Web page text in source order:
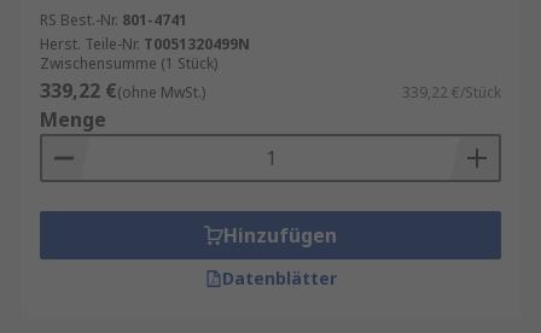
Leiterplattenmontage
Reparatur von Komponenten
Verdrahtungsinstallation für viele
Heimwerkerprojekte
RS Best.-Nr. 801-4741
Herst. Teile-Nr. T0051320499N
Zwischensumme (1 Stück)
339,22 €(ohne MwSt.) 339,22 €/Stück
Menge
Hinzufügen
Datenblätter